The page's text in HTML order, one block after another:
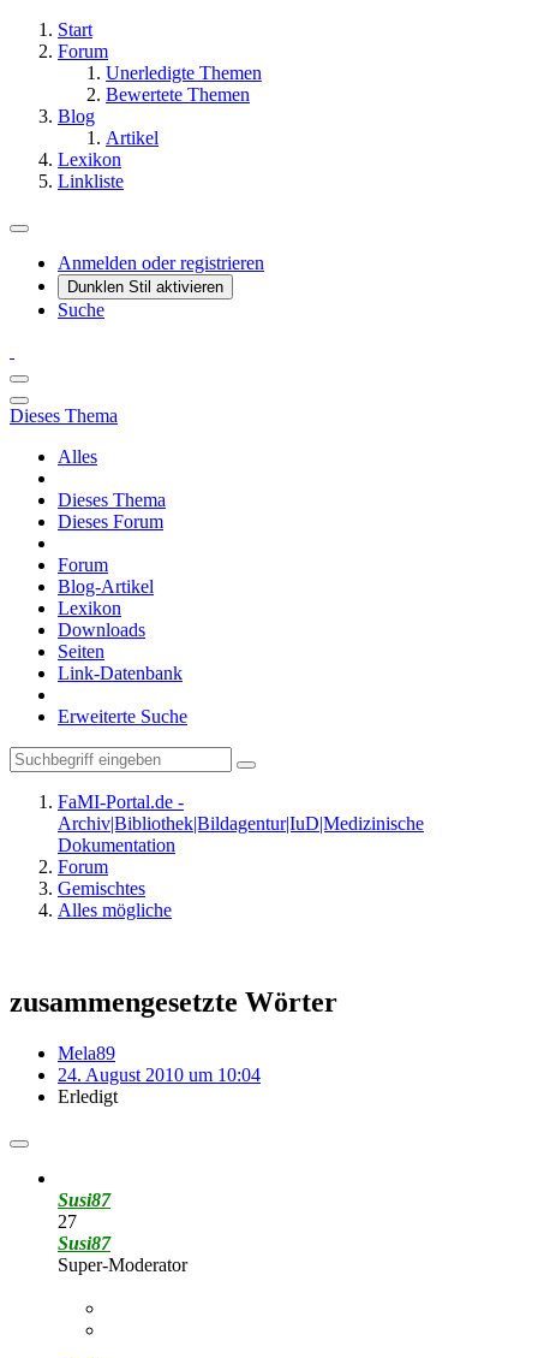
Start
Forum
Unerledigte Themen
Bewertete Themen
Blog
Artikel
Lexikon
Linkliste
Anmelden oder registrieren
Dunklen Stil aktivieren
Suche
Dieses Thema
Alles
Dieses Thema
Dieses Forum
Forum
Blog-Artikel
Lexikon
Downloads
Seiten
Link-Datenbank
Erweiterte Suche
FaMI-Portal.de -
Archiv|Bibliothek|Bildagentur|IuD|Medizinische
Dokumentation
Forum
Gemischtes
Alles mögliche
zusammengesetzte Wörter
Mela89
24. August 2010 um 10:04
Erledigt
Susi87
27
Susi87
Super-Moderator